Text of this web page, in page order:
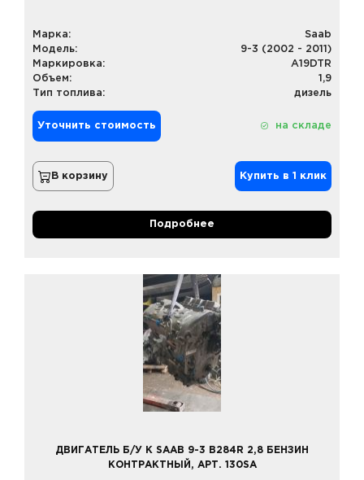
Марка:
Saab
Модель:
9-3 (2002 - 2011)
Маркировка:
A19DTR
Объем:
1,9
Тип топлива:
дизель
Уточнить стоимость на складе
В корзину Купить в 1 клик
Подробнее
ДВИГАТЕЛЬ Б/У К SAAB 9-3 B284R 2,8 БЕНЗИН
КОНТРАКТНЫЙ, АРТ. 130SA